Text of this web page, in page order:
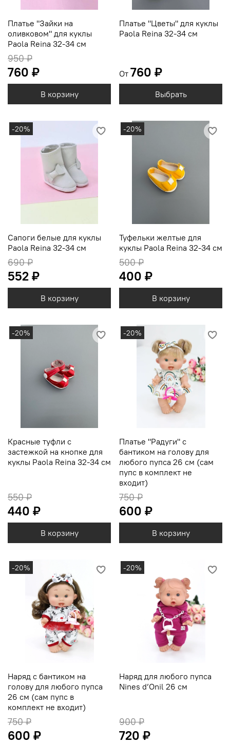
Платье "Зайки на
оливковом" для куклы
Paola Reina 32-34 см
950 ₽
760 ₽
В корзину
Платье "Цветы" для куклы
Paola Reina 32-34 см
От 760 ₽
Выбрать
-20%
Сапоги белые для куклы
Paola Reina 32-34 см
690 ₽
552 ₽
В корзину
-20%
Туфельки желтые для
куклы Paola Reina 32-34 см
500 ₽
400 ₽
В корзину
-20%
Красные туфли с
застежкой на кнопке для
куклы Paola Reina 32-34 см
550 ₽
440 ₽
В корзину
-20%
Платье "Радуги" с
бантиком на голову для
любого пупса 26 см (сам
пупс в комплект не
входит)
750 ₽
600 ₽
В корзину
-20%
Наряд с бантиком на
голову для любого пупса
26 см (сам пупс в
комплект не входит)
750 ₽
600 ₽
-20%
Наряд для любого пупса
Nines d’Onil 26 см
900 ₽
720 ₽